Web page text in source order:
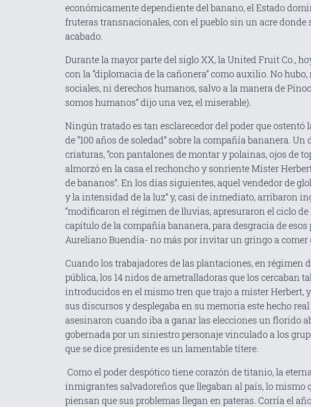
económicamente dependiente del banano, el Estado
fruteras transnacionales, con el pueblo sin un acre
acabado.
Durante la mayor parte del siglo XX, la United Fruit Co.,
con la “diplomacia de la cañonera” como auxilio. No
sociales, ni derechos humanos, salvo a la manera de
somos humanos” dijo una vez, el miserable).
Ningún tratado es tan esclarecedor del poder que
de “100 años de soledad” sobre la compañía bananera.
criaturas, “con pantalones de montar y polainas, ojos de
almorzó en la casa el rechoncho y sonriente Míster
de bananos”. En los días siguientes, aquel vendedor de
y la intensidad de la luz” y, casi de inmediato, arribaron
“modificaron el régimen de lluvias, apresuraron el ciclo
capítulo de la compañía bananera, para desgracia de
Aureliano Buendía- no más por invitar un gringo a comer
Cuando los trabajadores de las plantaciones, en
pública, los 14 nidos de ametralladoras que los cercaban
introducidos en el mismo tren que trajo a míster Herbert,
sus discursos y desplegaba en su memoria este hecho
asesinaron cuando iba a ganar las elecciones un florido
gobernada por un siniestro personaje vinculado a los
que se dice presidente es un lamentable títere.
Como el poder despótico tiene corazón de titanio, la
inmigrantes salvadoreños que llegaban al país, lo mismo
piensan que sus problemas llegan en pateras. Corría el